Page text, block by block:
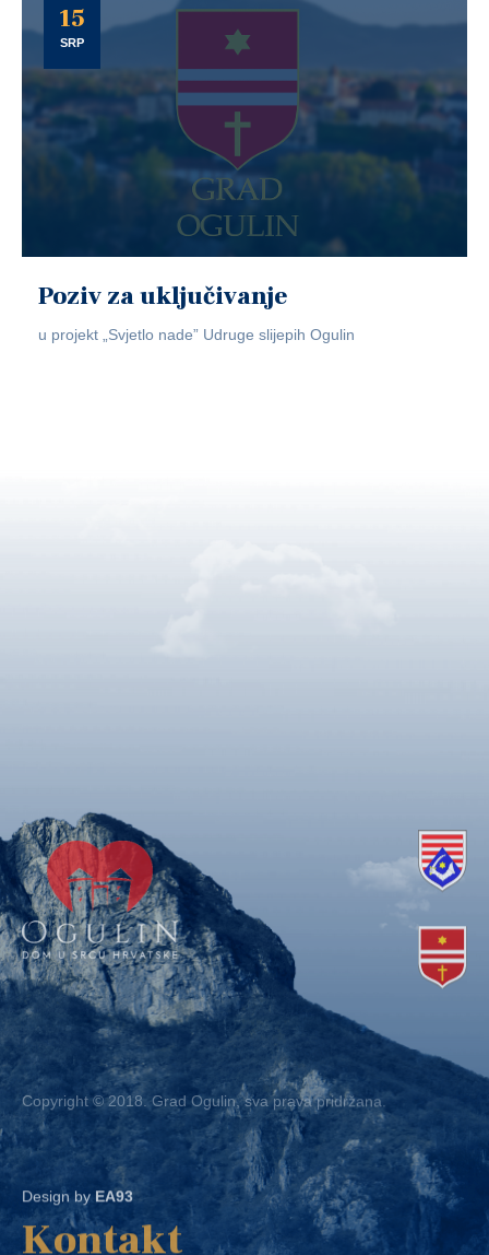
15
SRP
Poziv za uključivanje
u projekt „Svjetlo nade” Udruge slijepih Ogulin
Copyright © 2018. Grad Ogulin, sva prava pridržana.
Design by EA93
Kontakt